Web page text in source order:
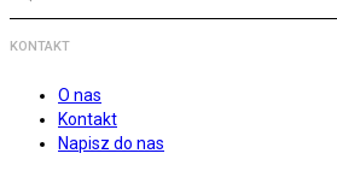
KONTAKT
O nas
Kontakt
Napisz do nas